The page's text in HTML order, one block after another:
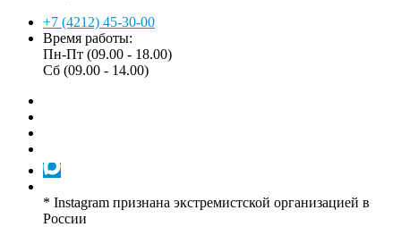
+7 (4212) 45-30-00
Время работы:
Пн-Пт (09.00 - 18.00)
Сб (09.00 - 14.00)
* Instagram признана экстремистской организацией в
России